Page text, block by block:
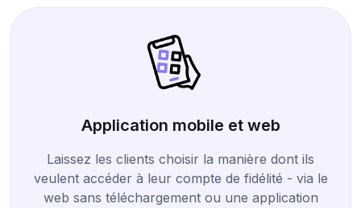
Application mobile et web
Laissez les clients choisir la manière dont ils
veulent accéder à leur compte de fidélité - via le
web sans téléchargement ou une application